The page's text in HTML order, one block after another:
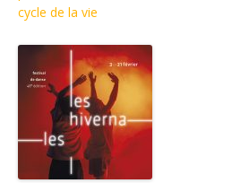
cycle de la vie